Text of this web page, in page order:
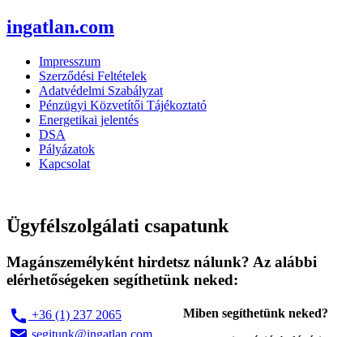
ingatlan.com
Impresszum
Szerződési Feltételek
Adatvédelmi Szabályzat
Pénzügyi Közvetítői Tájékoztató
Energetikai jelentés
DSA
Pályázatok
Kapcsolat
Ügyfélszolgálati csapatunk
Magánszemélyként hirdetsz nálunk? Az alábbi
elérhetőségeken segíthetünk neked:
call +36 (1) 237 2065
segitunk@ingatlan.com
Miben segíthetünk neked?